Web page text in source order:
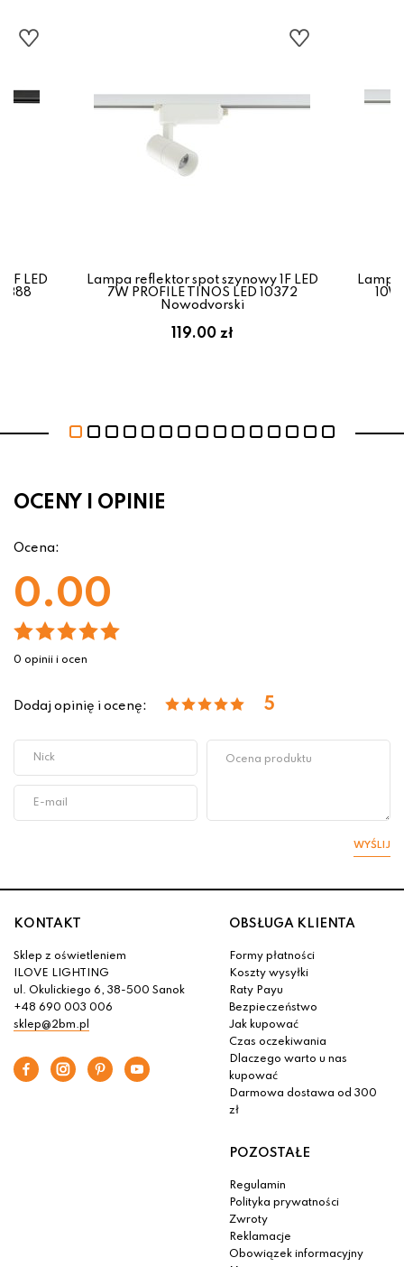
LED
Lampa reflektor spot szynowy 1F LED
7W PROFILE TINOS LED 10372
Nowodvorski
119.00 zł
Lampa
OCENY I OPINIE
Ocena:
0.00
0 opinii i ocen
Dodaj opinię i ocenę: 5
WYŚLIJ
KONTAKT
Sklep z oświetleniem
ILOVE LIGHTING
ul. Okulickiego 6, 38-500 Sanok
+48 690 003 006
sklep@2bm.pl
OBSŁUGA KLIENTA
Formy płatności
Koszty wysyłki
Raty Payu
Bezpieczeństwo
Jak kupować
Czas oczekiwania
Dlaczego warto u nas
kupować
Darmowa dostawa od 300
zł
POZOSTAŁE
Regulamin
Polityka prywatności
Zwroty
Reklamacje
Obowiązek informacyjny